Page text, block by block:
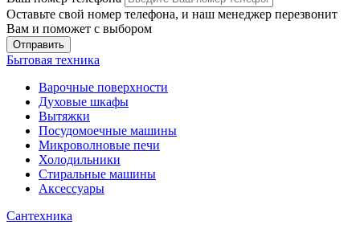
Оставьте свой номер телефона, и наш менеджер перезвонит
Вам и поможет с выбором
Отправить
Бытовая техника
Варочные поверхности
Духовые шкафы
Вытяжки
Посудомоечные машины
Микроволновые печи
Холодильники
Стиральные машины
Аксессуары
Сантехника